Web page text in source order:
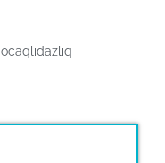
ocaqlidazliq